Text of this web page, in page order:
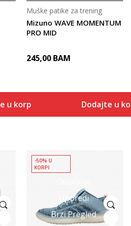
u korpu
Mizuno WAVE MOMENTUM
PRO MID
Muške patike za trening
245,00 BAM
Dodajte u
Uporedi
Brzi Pregled
-50% U
KORPI